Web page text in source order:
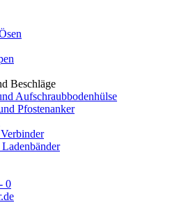
Beschläge
Aufschraubbodenhülse
Pfostenanker
0